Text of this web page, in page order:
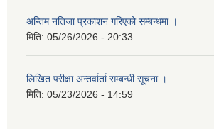
अन्तिम नतिजा प्रकाशन गरिएको सम्बन्धमा ।
मिति: 05/26/2026 - 20:33
लिखित परीक्षा अन्तर्वार्ता सम्बन्धी सूचना ।
मिति: 05/23/2026 - 14:59